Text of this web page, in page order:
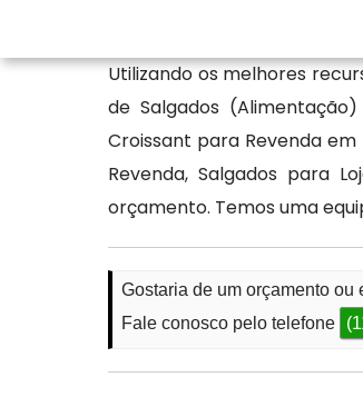
Utilizando os melhores
de Salgados
Croissant para Revenda
Revenda, Salgados para
orçamento. Temos uma
Gostaria de um orçamento
Fale conosco pelo telefone